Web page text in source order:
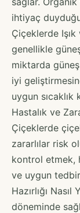
ihtiyaç
Çiçeklerde Işık
genellikle
miktarda
iyi
uygun sıcaklık
Hastalık ve
Çiçeklerde
zararlılar risk
kontrol etmek,
ve uygun
Hazırlığı
döneminde